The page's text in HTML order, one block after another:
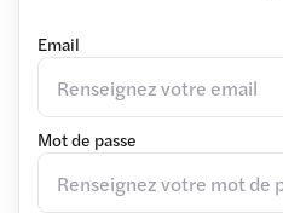
Email
Mot de passe